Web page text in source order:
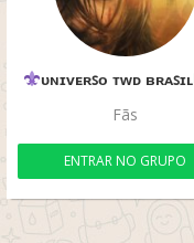
ᴜɴɪᴠᴇʀꜱᴏ ᴛᴡᴅ ʙʀᴀꜱɪʟ
Fãs
ENTRAR NO GRUPO